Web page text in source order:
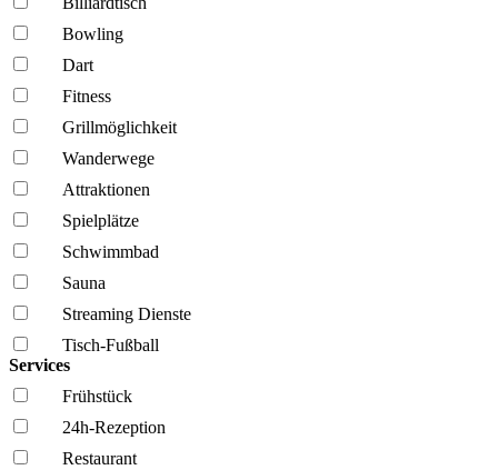
Bowling
Dart
Fitness
Grillmöglich­keit
Wanderwege
Attraktionen
Spielplätze
Schwimmbad
Sauna
Streaming Dienste
Tisch-Fußball
Services
Frühstück
24h-Rezeption
Restaurant